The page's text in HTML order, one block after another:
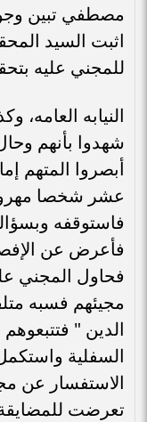
مصطفي تبين
اثبت السيد
للمجني عليه
النيابه العامه،
شهدوا بأنهم
أبصروا المتهم
عشر شخصا
فاستوقفه
فأعرض عن
فحاول المجني
مجيئهم فسبه
الدين "
السفلية
الاستفسار عن
تعرضت للمضايقة